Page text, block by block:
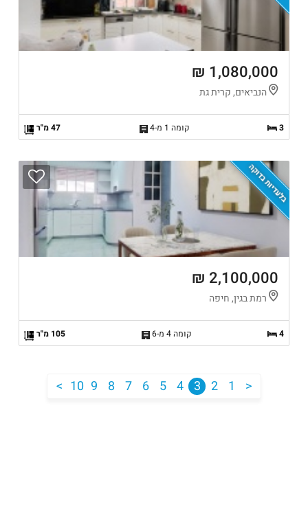
1,080,000 ₪
הנביאים, קרית גת
3 קומה 1 מ-4 47 מ"ר
בלעדיות בדוקה
2,100,000 ₪
רמת בגין, חיפה
4 קומה 4 מ-6 105 מ"ר
>
1
2
3
4
5
6
7
8
9
10
<